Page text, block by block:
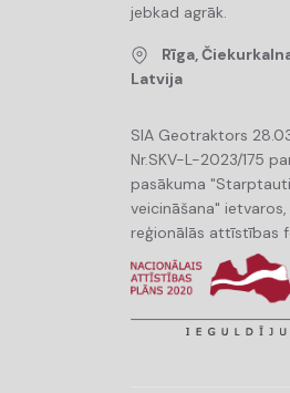
jebkad agrāk.
Rīga,
Latvija
SIA Geotraktors
Nr.SKV-L-2023/175
pasākuma
veicināšana"
reģionālās attīstības